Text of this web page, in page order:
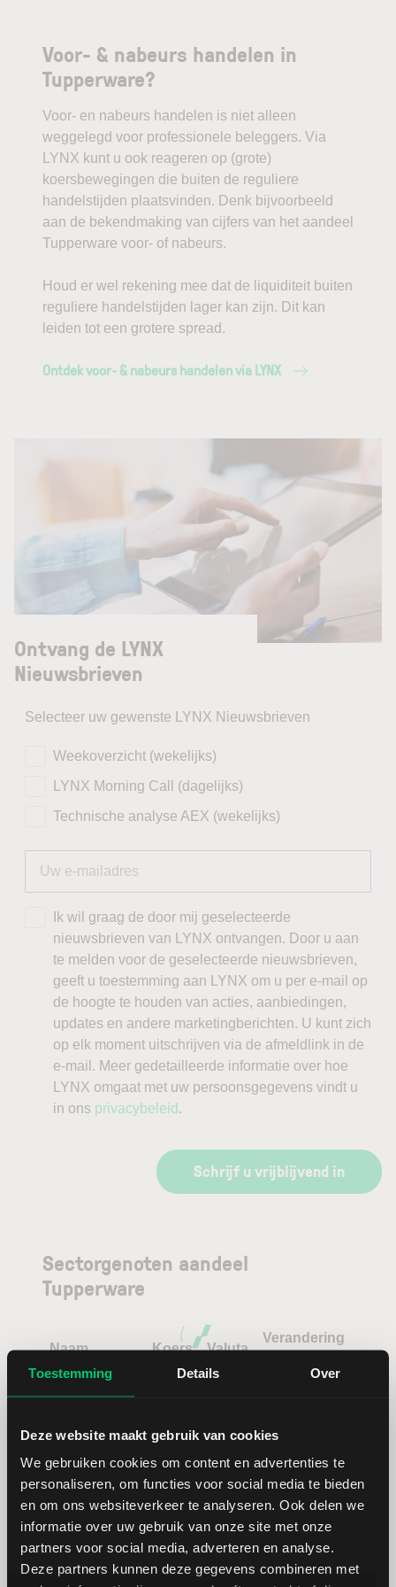
Toestemming Details Over
Deze website maakt gebruik van cookies
We gebruiken cookies om content en advertenties te
personaliseren, om functies voor social media te bieden
en om ons websiteverkeer te analyseren. Ook delen we
informatie over uw gebruik van onze site met onze
partners voor social media, adverteren en analyse.
Deze partners kunnen deze gegevens combineren met
Voor- & nabeurs handelen in
Tupperware?
Voor- en nabeurs handelen is niet alleen
weggelegd voor professionele beleggers. Via
LYNX kunt u ook reageren op (grote)
koersbewegingen die buiten de reguliere
handelstijden plaatsvinden. Denk bijvoorbeeld
aan de bekendmaking van cijfers van het aandeel
Tupperware voor- of nabeurs.
Houd er wel rekening mee dat de liquiditeit buiten
reguliere handelstijden lager kan zijn. Dit kan
leiden tot een grotere spread.
Ontdek voor- & nabeurs handelen via LYNX
Ontvang de LYNX
Nieuwsbrieven
Selecteer uw gewenste LYNX Nieuwsbrieven
Weekoverzicht (wekelijks)
LYNX Morning Call (dagelijks)
Technische analyse AEX (wekelijks)
Ik wil graag de door mij geselecteerde
nieuwsbrieven van LYNX ontvangen. Door u aan
te melden voor de geselecteerde nieuwsbrieven,
geeft u toestemming aan LYNX om u per e-mail op
de hoogte te houden van acties, aanbiedingen,
updates en andere marketingberichten. U kunt zich
op elk moment uitschrijven via de afmeldlink in de
e-mail. Meer gedetailleerde informatie over hoe
LYNX omgaat met uw persoonsgegevens vindt u
in ons privacybeleid .
Schrijf u vrijblijvend in
Sectorgenoten aandeel
Tupperware
Naam Koers Valuta
Verandering
Brands
Henkel